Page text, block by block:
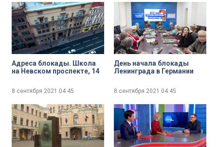
Адреса блокады. Школа
на Невском проспекте, 14
8 сентября 2021 04:45
День начала блокады
Ленинграда в Германии
8 сентября 2021 04:45